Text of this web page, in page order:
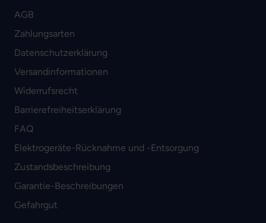
AGB
Zahlungsarten
Datenschutzerklärung
Versandinformationen
Widerrufsrecht
Barrierefreiheitserklärung
FAQ
Elektrogeräte-Rücknahme und -Entsorgung
Zustandsbeschreibung
Garantie-Beschreibungen
Gefahrgut